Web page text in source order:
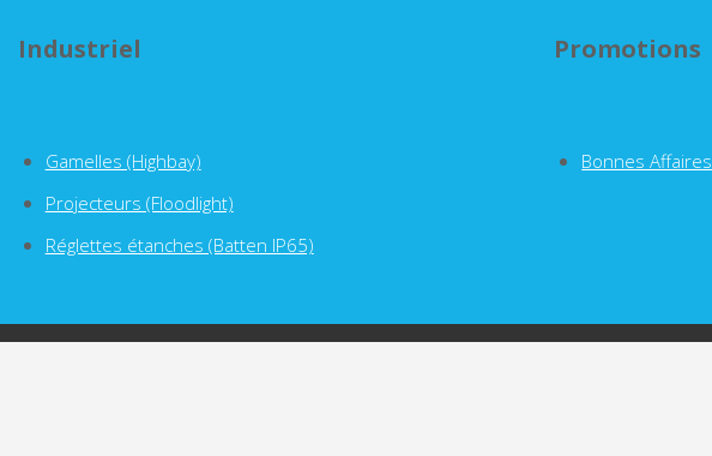
Industriel
Gamelles (Highbay)
Projecteurs (Floodlight)
Réglettes étanches (Batten IP65)
Promotions
Bonnes Affaires